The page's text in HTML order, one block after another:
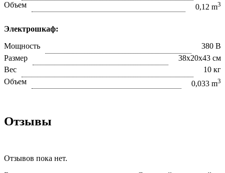
Объем
0,12 m3
Электрошкаф:
Мощность
380 В
Размер
38х20х43 см
Вес
10 кг
Объем
0,033 m3
Отзывы
Отзывов пока нет.